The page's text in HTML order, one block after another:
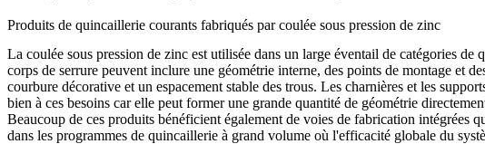
Produits de quincaillerie courants fabriqués par coulée sous pression de zinc
La coulée sous pression de zinc est utilisée dans un large éventail de catégories
corps de serrure peuvent inclure une géométrie interne, des points de montage et
courbure décorative et un espacement stable des trous. Les charnières et les
bien à ces besoins car elle peut former une grande quantité de géométrie
Beaucoup de ces produits bénéficient également de voies de fabrication intégrées
dans les programmes de quincaillerie à grand volume où l'efficacité globale du